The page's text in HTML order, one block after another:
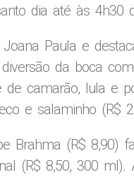
dia até às 4h30
Paula e
da boca
camarão, lula e
e salaminho (R$
Brahma (R$ 8,90)
(R$ 8,50, 300